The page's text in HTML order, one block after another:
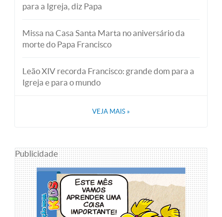
para a Igreja, diz Papa
Missa na Casa Santa Marta no aniversário da
morte do Papa Francisco
Leão XIV recorda Francisco: grande dom para a
Igreja e para o mundo
VEJA MAIS »
Publicidade